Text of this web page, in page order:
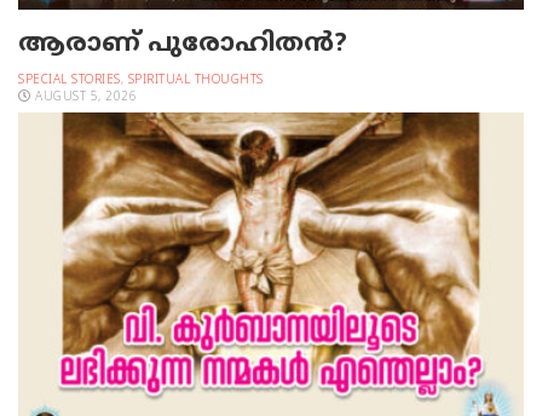
ആരാണ് പുരോഹിതൻ?
SPECIAL STORIES, SPIRITUAL THOUGHTS
AUGUST 5, 2026